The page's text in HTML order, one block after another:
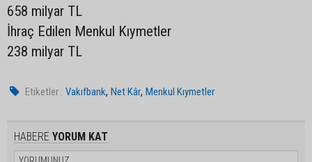
658 milyar TL
İhraç Edilen Menkul Kıymetler
238 milyar TL
Etiketler : Vakıfbank,Net Kâr,Menkul Kıymetler
HABERE YORUM KAT